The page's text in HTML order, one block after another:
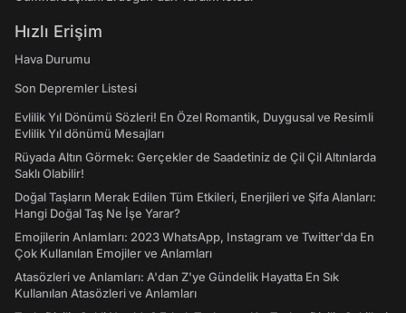
Hızlı Erişim
Hava Durumu
Son Depremler Listesi
Evlilik Yıl Dönümü Sözleri! En Özel Romantik, Duygusal ve Resimli
Evlilik Yıl dönümü Mesajları
Rüyada Altın Görmek: Gerçekler de Saadetiniz de Çil Çil Altınlarda
Saklı Olabilir!
Doğal Taşların Merak Edilen Tüm Etkileri, Enerjileri ve Şifa Alanları:
Hangi Doğal Taş Ne İşe Yarar?
Emojilerin Anlamları: 2023 WhatsApp, Instagram ve Twitter'da En
Çok Kullanılan Emojiler ve Anlamları
Atasözleri ve Anlamları: A'dan Z'ye Gündelik Hayatta En Sık
Kullanılan Atasözleri ve Anlamları